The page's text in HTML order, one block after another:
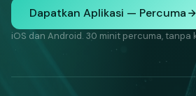
Dapatkan Aplikasi — Percuma
iOS dan Android. 30 minit percuma, tanpa